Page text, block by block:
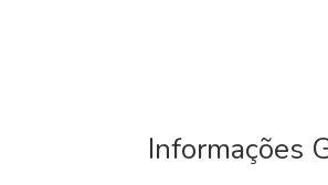
Informações